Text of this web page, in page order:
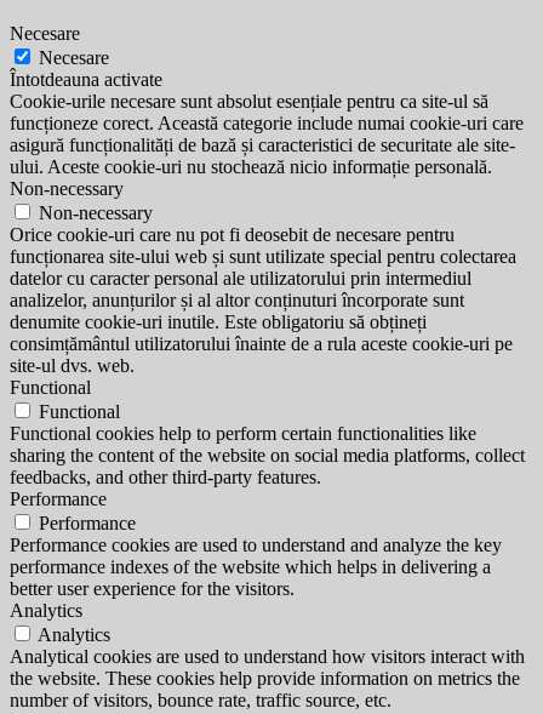
Necesare
Necesare
Întotdeauna activate
Cookie-urile necesare sunt absolut esențiale pentru ca site-ul să
funcționeze corect. Această categorie include numai cookie-uri care
asigură funcționalități de bază și caracteristici de securitate ale site-
ului. Aceste cookie-uri nu stochează nicio informație personală.
Non-necessary
Non-necessary
Orice cookie-uri care nu pot fi deosebit de necesare pentru
funcționarea site-ului web și sunt utilizate special pentru colectarea
datelor cu caracter personal ale utilizatorului prin intermediul
analizelor, anunțurilor și al altor conținuturi încorporate sunt
denumite cookie-uri inutile. Este obligatoriu să obțineți
consimțământul utilizatorului înainte de a rula aceste cookie-uri pe
site-ul dvs. web.
Functional
Functional
Functional cookies help to perform certain functionalities like
sharing the content of the website on social media platforms, collect
feedbacks, and other third-party features.
Performance
Performance
Performance cookies are used to understand and analyze the key
performance indexes of the website which helps in delivering a
better user experience for the visitors.
Analytics
Analytics
Analytical cookies are used to understand how visitors interact with
the website. These cookies help provide information on metrics the
number of visitors, bounce rate, traffic source, etc.